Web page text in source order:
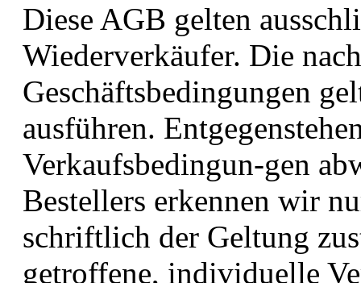
Diese AGB gelten
Wiederverkäufer. Die
Geschäftsbedingungen
ausführen.
Verkaufsbedingun-gen
Bestellers erkennen wir
schriftlich der Geltung
getroffene, individuelle